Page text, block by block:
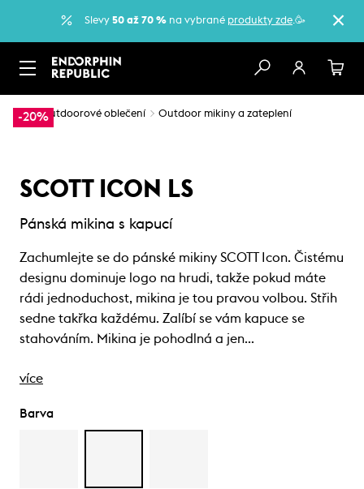
Slevy 50 až 70 % na vybrané produkty zde.🥳
-20%
… Outdoorové oblečení Outdoor mikiny a zateplení
SCOTT ICON LS
Pánská mikina s kapucí
Zachumlejte se do pánské mikiny SCOTT Icon. Čistému
designu dominuje logo na hrudi, takže pokud máte
rádi jednoduchost, mikina je tou pravou volbou. Střih
sedne takřka každému. Zalíbí se vám kapuce se
stahováním. Mikina je pohodlná a jen…
více
Barva